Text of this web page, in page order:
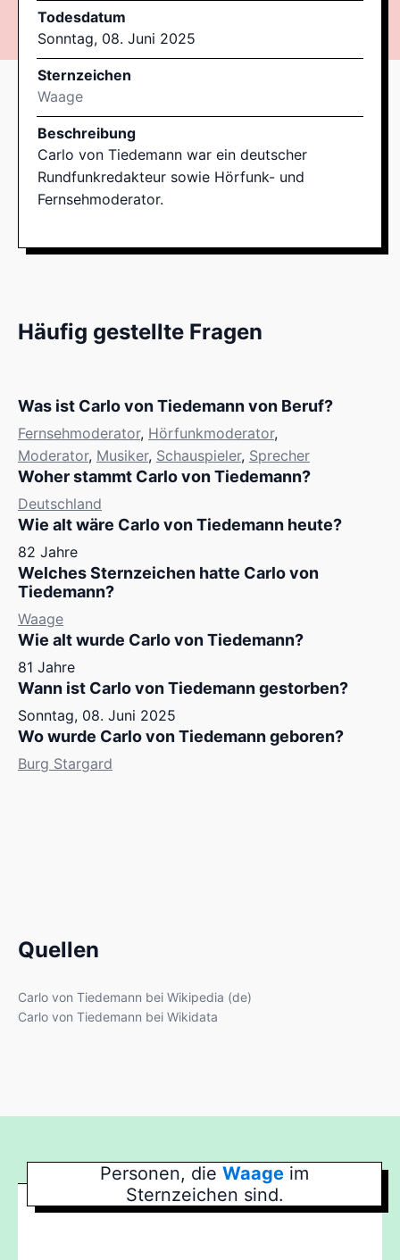
Todesdatum
Sonntag, 08. Juni 2025
Sternzeichen
Waage
Beschreibung
Carlo von Tiedemann war ein deutscher
Rundfunkredakteur sowie Hörfunk- und
Fernsehmoderator.
Häufig gestellte Fragen
Was ist Carlo von Tiedemann von Beruf?
Fernsehmoderator, Hörfunkmoderator,
Moderator, Musiker, Schauspieler, Sprecher
Woher stammt Carlo von Tiedemann?
Deutschland
Wie alt wäre Carlo von Tiedemann heute?
82 Jahre
Welches Sternzeichen hatte Carlo von
Tiedemann?
Waage
Wie alt wurde Carlo von Tiedemann?
81 Jahre
Wann ist Carlo von Tiedemann gestorben?
Sonntag, 08. Juni 2025
Wo wurde Carlo von Tiedemann geboren?
Burg Stargard
Quellen
Carlo von Tiedemann bei Wikipedia (de)
Carlo von Tiedemann bei Wikidata
Personen, die Waage im
Sternzeichen sind.